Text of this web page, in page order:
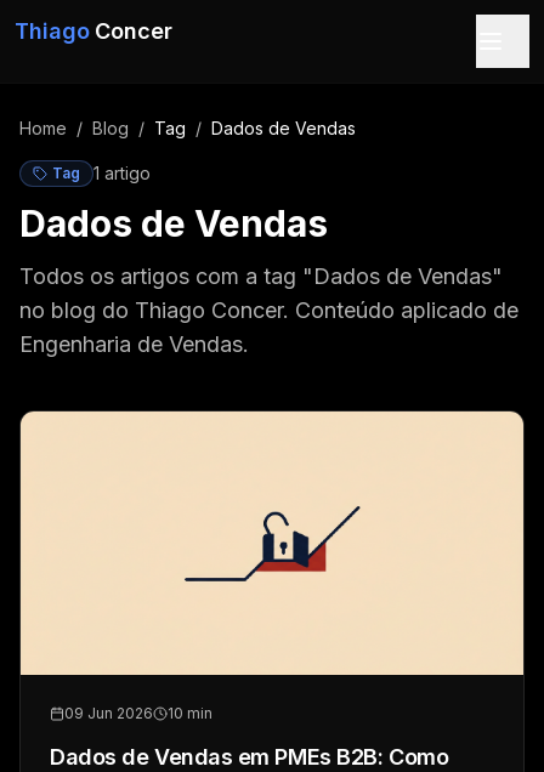
Thiago Concer
Home / Blog / Tag / Dados de Vendas
Tag 1 artigo
Dados de Vendas
Todos os artigos com a tag "Dados de Vendas"
no blog do Thiago Concer. Conteúdo aplicado de
Engenharia de Vendas.
09 Jun 2026 10 min
Dados de Vendas em PMEs B2B: Como